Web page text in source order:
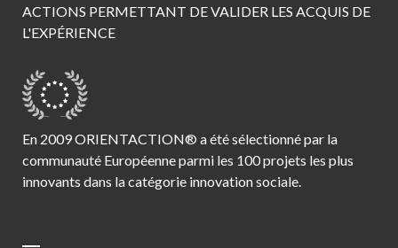
ACTIONS PERMETTANT DE VALIDER LES ACQUIS DE
L'EXPÉRIENCE
En 2009 ORIENTACTION® a été sélectionné par la
communauté Européenne parmi les 100 projets les plus
innovants dans la catégorie innovation sociale.